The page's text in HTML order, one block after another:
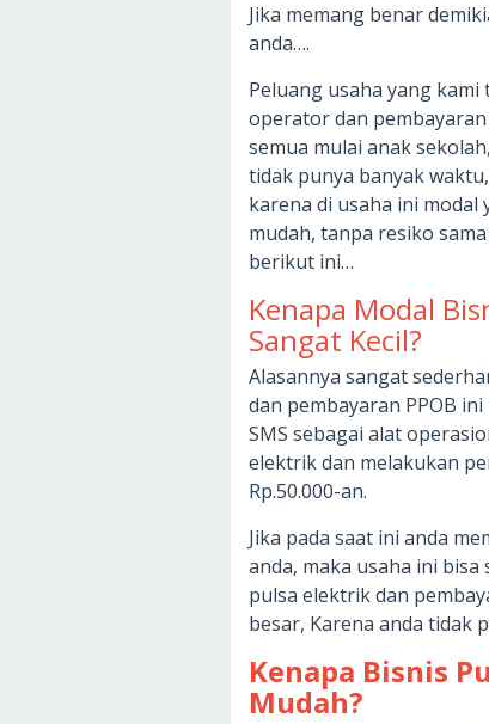
Jika memang benar
anda….
Peluang usaha yang
operator dan
semua mulai anak
tidak punya banyak
karena di usaha ini
mudah, tanpa resiko
berikut ini…
Kenapa Modal
Sangat Kecil?
Alasannya sangat
dan pembayaran PPOB
SMS sebagai alat
elektrik dan melakukan
Rp.50.000-an.
Jika pada saat ini anda
anda, maka usaha ini
pulsa elektrik dan
besar, Karena anda tidak
Kenapa Bisnis
Mudah?